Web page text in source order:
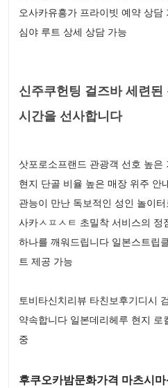
오사카유흥가 프라이빗 예약 상
심야 루트 상세 상담 가능
신주쿠헌팅 걸즈바 세련
시간을 선사합니다
삿포로소프랜드 관광객 선호 높은
현지 단골 비율 높은 매장 위주 안
관능이 만난 독보적인 성인 놀이
사카ㅅㅍㅅㅌ 초밀착 서비스의
하나를 깨워드립니다 일본스트립
트 제공 가능
토비타신치리뷰 타친보후기디시
약속합니다 일본데리헤루 현지 로
중
후쿠오카밤문화가격 마츠시